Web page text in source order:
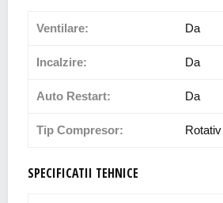
Ventilare: Da
Incalzire: Da
Auto Restart: Da
Tip Compresor: Rotativ
SPECIFICATII TEHNICE